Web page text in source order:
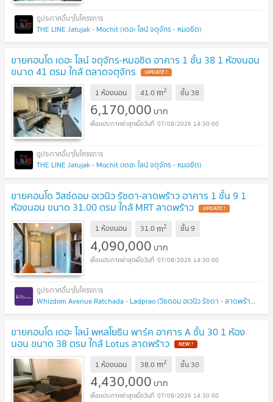
THE LINE Jatujak - Mochit (เดอะ ไลน์ จตุจักร - หมอชิต)
ขายคอนโด เดอะ ไลน์ จตุจักร-หมอชิต อาคาร 1 ชั้น 38 1 ห้องนอน
ขนาด 41 ตรม ใกล้ ตลาดจตุจักร
1 ห้องนอน 41.0 m2 ชั้น 38
6,170,000 บาท
07/08/2026 14:30:00
THE LINE Jatujak - Mochit (เดอะ ไลน์ จตุจักร - หมอชิต)
ขายคอนโด วิสซ์ดอม อเวนิว รัชดา-ลาดพร้าว อาคาร 1 ชั้น 9 1
ห้องนอน ขนาด 31.00 ตรม ใกล้ MRT ลาดพร้าว
1 ห้องนอน 31.0 m2 ชั้น9
4,090,000 บาท
07/08/2026 14:30:00
Whizdom Avenue Ratchada - Ladprao (วิซดอม อเวนิว รัชดา - ลาดพร้าว)
ขายคอนโด เดอะ ไลน์ พหลโยธิน พาร์ค อาคาร A ชั้น 30 1 ห้อง
นอน ขนาด 38 ตรม ใกล้ Lotus ลาดพร้าว
1 ห้องนอน 38.0 m2 ชั้น 30
4,430,000 บาท
07/08/2026 14:30:00